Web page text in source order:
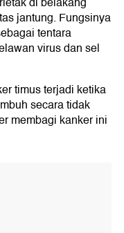
jantung. Fungsinya
tentara
virus dan sel
timus terjadi ketika
secara tidak
membagi kanker ini